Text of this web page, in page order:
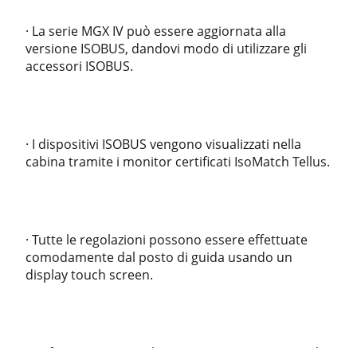
· La serie MGX IV può essere aggiornata alla
versione ISOBUS, dandovi modo di utilizzare gli
accessori ISOBUS.
· I dispositivi ISOBUS vengono visualizzati nella
cabina tramite i monitor certificati IsoMatch Tellus.
· Tutte le regolazioni possono essere effettuate
comodamente dal posto di guida usando un
display touch screen.